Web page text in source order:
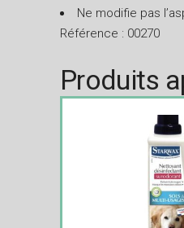
Ne modifie pas
Référence : 00270
Produits